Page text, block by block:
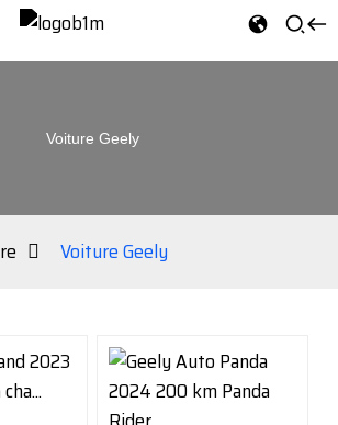
Voiture Geely
Voiture Geely